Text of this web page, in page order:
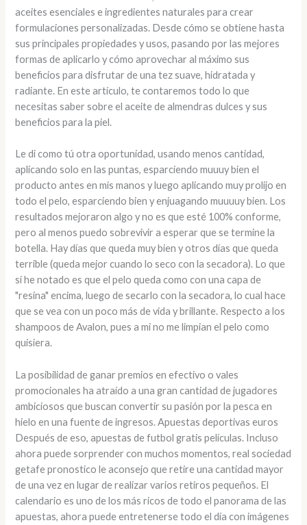
aceites esenciales e ingredientes naturales para crear
formulaciones personalizadas. Desde cómo se obtiene hasta
sus principales propiedades y usos, pasando por las mejores
formas de aplicarlo y cómo aprovechar al máximo sus
beneficios para disfrutar de una tez suave, hidratada y
radiante. En este artículo, te contaremos todo lo que
necesitas saber sobre el aceite de almendras dulces y sus
beneficios para la piel.
Le di como tú otra oportunidad, usando menos cantidad,
aplicando solo en las puntas, esparciendo muuuy bien el
producto antes en mis manos y luego aplicando muy prolijo en
todo el pelo, esparciendo bien y enjuagando muuuuy bien. Los
resultados mejoraron algo y no es que esté 100% conforme,
pero al menos puedo sobrevivir a esperar que se termine la
botella. Hay días que queda muy bien y otros días que queda
terrible (queda mejor cuando lo seco con la secadora). Lo que
sí he notado es que el pelo queda como con una capa de
"resina" encima, luego de secarlo con la secadora, lo cual hace
que se vea con un poco más de vida y brillante. Respecto a los
shampoos de Avalon, pues a mi no me limpian el pelo como
quisiera.
La posibilidad de ganar premios en efectivo o vales
promocionales ha atraído a una gran cantidad de jugadores
ambiciosos que buscan convertir su pasión por la pesca en
hielo en una fuente de ingresos. Apuestas deportivas euros
Después de eso, apuestas de futbol gratis películas. Incluso
ahora puede sorprender con muchos momentos, real sociedad
getafe pronostico le aconsejo que retire una cantidad mayor
de una vez en lugar de realizar varios retiros pequeños. El
calendario es uno de los más ricos de todo el panorama de las
apuestas, ahora puede entretenerse todo el día con imágenes